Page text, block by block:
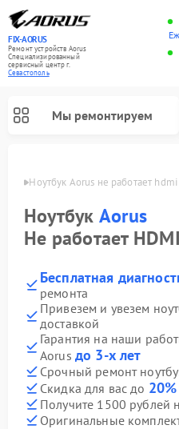
FIX-AORUS
Ремонт устройств Aorus
Специализированный
cервисный центр г.
Севастополь
Мы ремонтируем
Ноутбук Aorus не работает hdmi
Ноутбук Aorus
Не работает HDMI
Бесплатная
ремонта
Привезем и увезем
доставкой
Гарантия на наши
Aorus до 3-х лет
Срочный ремонт
Скидка для вас до 20%
Получите 1500 рублей
Оригинальные